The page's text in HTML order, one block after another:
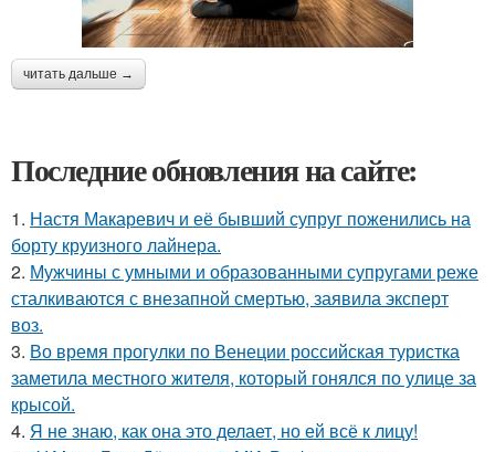
читать дальше →
Последние обновления на сайте:
1. Настя Макаревич и её бывший супруг поженились на
борту круизного лайнера.
2. Мужчины с умными и образованными супругами реже
сталкиваются с внезапной смертью, заявила эксперт
воз.
3. Во время прогулки по Венеции российская туристка
заметила местного жителя, который гонялся по улице за
крысой.
4. Я не знаю, как она это делает, но ей всё к лицу!